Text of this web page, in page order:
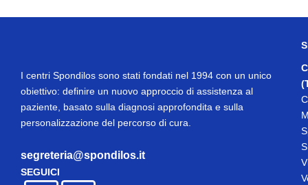
I centri Spondilos sono stati fondati nel 1994 con un unico
obiettivo: definire un nuovo approccio di assistenza al
paziente, basato sulla diagnosi approfondita e sulla
personalizzazione del percorso di cura.
segreteria@spondilos.it
SEGUICI